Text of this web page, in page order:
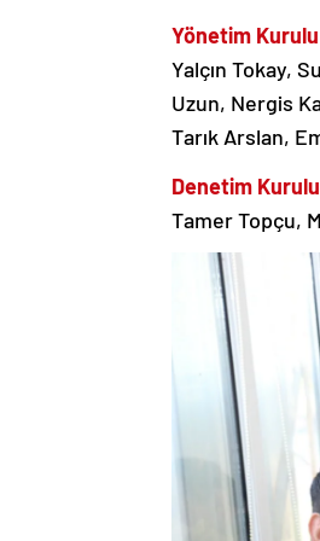
Yönetim
Yalçın Tokay,
Uzun, Nergis
Tarık Arslan,
Denetim
Tamer Topçu,